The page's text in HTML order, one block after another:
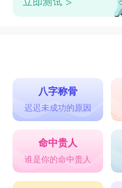
八字称骨
迟迟未成功的原因
命中贵人
谁是你的命中贵人